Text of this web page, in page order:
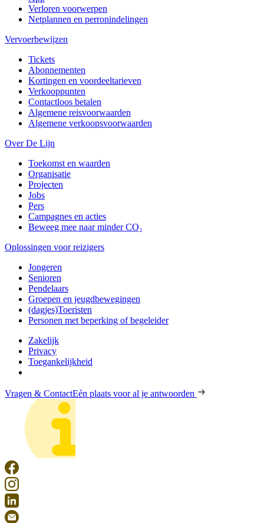
Verloren voorwerpen
Netplannen en perronindelingen
Vervoerbewijzen
Tickets
Abonnementen
Kortingen en voordeeltarieven
Verkooppunten
Contactloos betalen
Algemene reisvoorwaarden
Algemene verkoopsvoorwaarden
Over De Lijn
Toekomst en waarden
Organisatie
Projecten
Jobs
Pers
Campagnes en acties
Beweeg mee naar minder CO₂
Oplossingen voor reizigers
Jongeren
Senioren
Pendelaars
Groepen en jeugdbewegingen
(dagjes)Toeristen
Personen met beperking of begeleider
Zakelijk
Privacy
Toegankelijkheid
Vragen & ContactEén plaats voor al je antwoorden